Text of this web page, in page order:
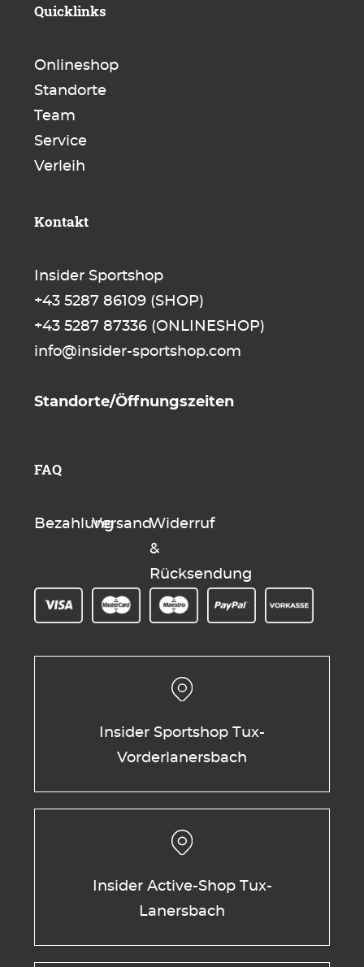
Quicklinks
Onlineshop
Standorte
Team
Service
Verleih
Kontakt
Insider Sportshop
+43 5287 86109 (SHOP)
+43 5287 87336 (ONLINESHOP)
info@insider-sportshop.com
Standorte/Öffnungszeiten
FAQ
BezahlungVersandWiderruf
&
Rücksendung
Insider Sportshop Tux-
Vorderlanersbach
Insider Active-Shop Tux-
Lanersbach